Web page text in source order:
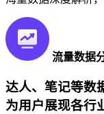
流量数据
达人、笔记等数
为用户展现各行